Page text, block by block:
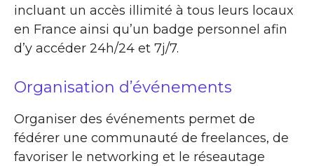
incluant un accès illimité à tous leurs locaux
en France ainsi qu’un badge personnel afin
d’y accéder 24h/24 et 7j/7.
Organisation d’événements
Organiser des événements permet de
fédérer une communauté de freelances, de
favoriser le networking et le réseautage